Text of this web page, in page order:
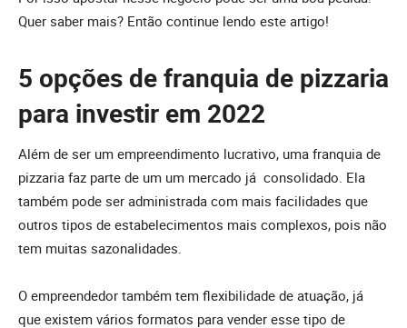
Quer saber mais? Então continue lendo este artigo!
5 opções de franquia de pizzaria
para investir em 2022
Além de ser um empreendimento lucrativo, uma franquia de
pizzaria faz parte de um um mercado já consolidado. Ela
também pode ser administrada com mais facilidades que
outros tipos de estabelecimentos mais complexos, pois não
tem muitas sazonalidades.
O empreendedor também tem flexibilidade de atuação, já
que existem vários formatos para vender esse tipo de